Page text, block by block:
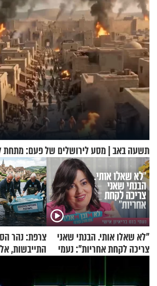
מיליארד דולר
תשעה באב | מסע לירושלים של פעם: מתחת
"לא שאלו אותי. הבנתי שאני
צריכה לקחת אחריות": נעמי
צרפת: נהר
התייבשות,